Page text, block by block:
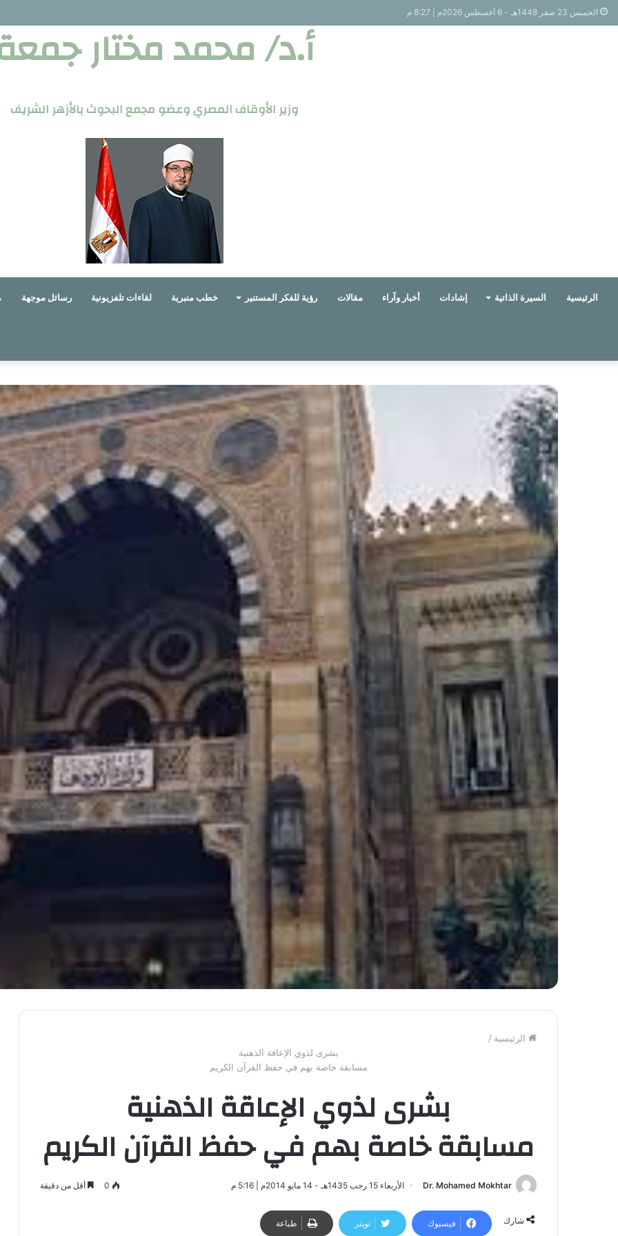
الخميس 23 صفر 1448هـ - 6 أغسطس 2026م | 8:27 م
أ.د/ محمد مختار
وزير الأوقاف المصري وعضو مجمع البحوث بالأزهر الشريف
الرئيسية السيرة الذاتية إشادات أخبار وآراء مقالات رؤية للفكر المستنير خطب منبرية لقاءات تلفزيونية رسائل موجهة
الرئيسية /
بشرى لذوي الإعاقة الذهنية
مسابقة خاصة بهم في حفظ القرآن الكريم
بشرى لذوي الإعاقة الذهنية
مسابقة خاصة بهم في حفظ القرآن الكريم
Dr. Mohamed Mokhtar الأربعاء 15 رجب 1435هـ - 14 مايو 2014م | 5:16 م 0 أقل من دقيقة
شارك فيسبوك تويتر طباعة